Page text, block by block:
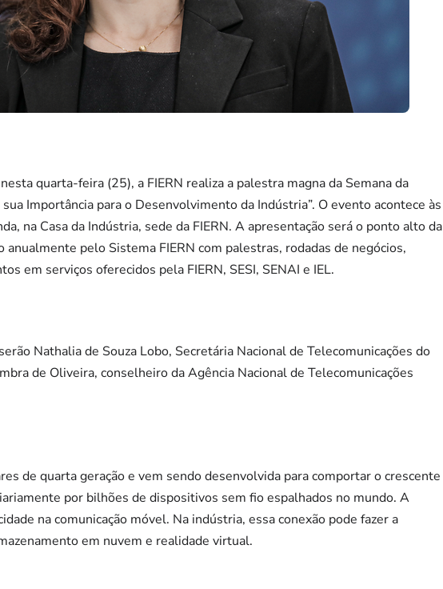
quarta-feira (25), a FIERN realiza a palestra magna da Semana da
Importância para o Desenvolvimento da Indústria”. O evento acontece às
na Casa da Indústria, sede da FIERN. A apresentação será o ponto alto da
anualmente pelo Sistema FIERN com palestras, rodadas de negócios,
em serviços oferecidos pela FIERN, SESI, SENAI e IEL.
Nathalia de Souza Lobo, Secretária Nacional de Telecomunicações do
de Oliveira, conselheiro da Agência Nacional de Telecomunicações
de quarta geração e vem sendo desenvolvida para comportar o crescente
por bilhões de dispositivos sem fio espalhados no mundo. A
na comunicação móvel. Na indústria, essa conexão pode fazer a
em nuvem e realidade virtual.